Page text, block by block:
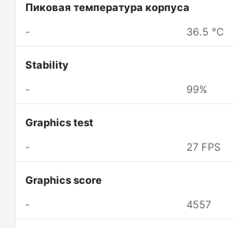
Пиковая температура корпуса
-
36.5 °C
Stability
-
99%
Graphics test
-
27 FPS
Graphics score
-
4557